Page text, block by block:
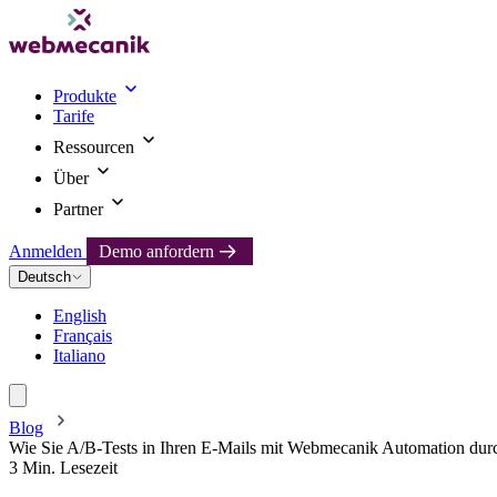
Produkte
Tarife
Ressourcen
Über
Partner
Anmelden Demo anfordern
Deutsch
English
Français
Italiano
Blog
Wie Sie A/B-Tests in Ihren E-Mails mit Webmecanik Automation
3 Min. Lesezeit